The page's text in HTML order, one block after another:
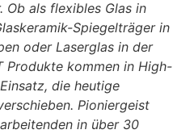
Ob als flexibles Glas in
Spiegelträger in
oder Laserglas in der
Produkte kommen in High-
die heutige
Pioniergeist
in über 30